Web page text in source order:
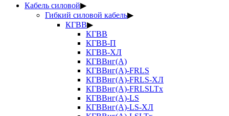
Кабель силовой▶
Гибкий силовой кабель▶
КГВВ▶
КГВВ
КГВВ-П
КГВВ-ХЛ
КГВВнг(А)
КГВВнг(А)-FRLS
КГВВнг(А)-FRLS-ХЛ
КГВВнг(А)-FRLSLTx
КГВВнг(А)-LS
КГВВнг(А)-LS-ХЛ